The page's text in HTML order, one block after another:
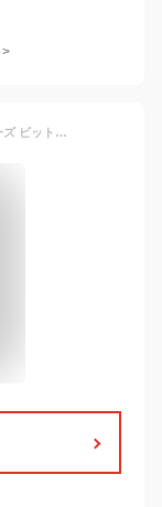
>
疲れにくい ソフトレザー ドライビングシューズ ビットローファー レディース 1001(ビット) 1004(サイドビット) 1000(ビットなし) ビジネスカジュアル シンプルデザイン ブラック ネイビー ホワイト ベージュ グレー 1000/1001/1004